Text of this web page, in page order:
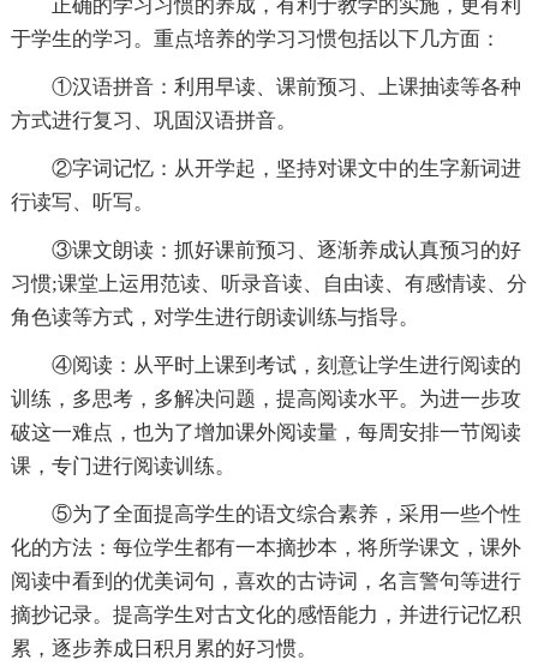
正确的学习习惯的养成，有利于教学的实施，更有利
于学生的学习。重点培养的学习习惯包括以下几方面：
①汉语拼音：利用早读、课前预习、上课抽读等各种
方式进行复习、巩固汉语拼音。
②字词记忆：从开学起，坚持对课文中的生字新词进
行读写、听写。
③课文朗读：抓好课前预习、逐渐养成认真预习的好
习惯;课堂上运用范读、听录音读、自由读、有感情读、分
角色读等方式，对学生进行朗读训练与指导。
④阅读：从平时上课到考试，刻意让学生进行阅读的
训练，多思考，多解决问题，提高阅读水平。为进一步攻
破这一难点，也为了增加课外阅读量，每周安排一节阅读
课，专门进行阅读训练。
⑤为了全面提高学生的语文综合素养，采用一些个性
化的方法：每位学生都有一本摘抄本，将所学课文，课外
阅读中看到的优美词句，喜欢的古诗词，名言警句等进行
摘抄记录。提高学生对古文化的感悟能力，并进行记忆积
累，逐步养成日积月累的好习惯。